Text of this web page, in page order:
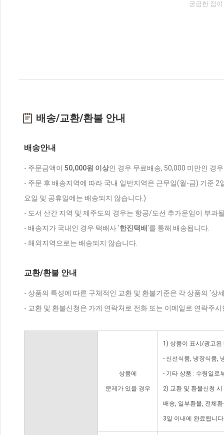
궁금한 점
배송/교환/환불 안내
배송안내
- 주문금액이 50,000원 이상인 경우 무료배송, 50,000 미만인 경
- 주문 후 배송지역에 따라 국내 일반지역은 근무일(월-금) 기준
요일 및 공휴일에는 배송되지 않습니다.)
- 도서 산간 지역 및 제주도의 경우는 항공/도선 추가운임이 부과
- 배송지가 국내인 경우 택배사 '한진택배'를 통해 배송됩니다.
- 해외지역으로는 배송되지 않습니다.
교환/환불 안내
- 상품의 특성에 따른 구체적인 교환 및 환불기준은 각 상품의 '상
- 교환 및 환불신청은 가게 연락처로 전화 또는 이메일로 연락주
상품에
문제가 있을 경우
1) 상품이 표시/광고된
- 신선식품, 냉장식품,
- 기타 상품 : 수령일로
2) 교환 및 환불신청
배송, 일부환불, 전체
3일 이내에 완료됩니